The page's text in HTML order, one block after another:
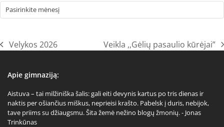
Archyvai
previous
Velykos 2026
next
Veikla ,,Gėlių pasaulio kūrėjai”
Apie gimnaziją:
Aistuva – tai milžiniška šalis: gali eiti devynis kartus po tris dienas ir
naktis per ošiančius miškus, neprieisi krašto. Pabelsk į duris, nebijok,
tave priims su džiaugsmu. Šita žemė nežino blogų žmonių. - Jonas
Trinkūnas